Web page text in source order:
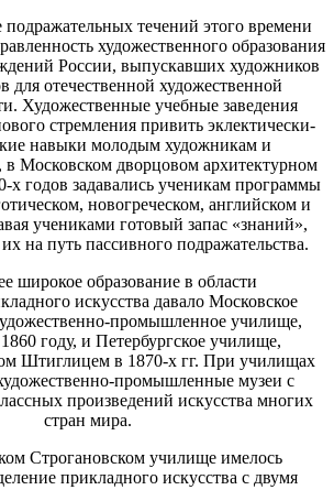
течений этого времени
художественного образования
России, выпускавших художников
для отечественной художественной
Художественные учебные заведения
стремления привить эклектически-
навыки молодым художникам и
в Московском дворцовом архитектурном
х годов задавались ученикам программы
новогреческом, английском и
учениками готовый запас «знаний»,
на путь пассивного подражательства.
широкое образование в области
искусства давало Московское
промышленное училище,
году, и Петербургское училище,
Штиглицем в 1870-х гг. При училищах
промышленные музеи с
произведений искусства многих
стран мира.
Строгановском училище имелось
прикладного искусства с двумя